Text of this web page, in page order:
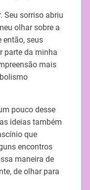
Seu sorriso abriu
olhar sobre a
então, seus
parte da minha
mais
pouco desse
ideias também
que
encontros
maneira de
de olhar para